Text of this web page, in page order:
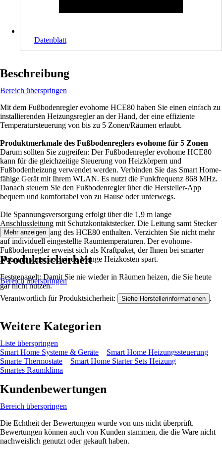
Datenblatt
Beschreibung
Bereich überspringen
Mit dem Fußbodenregler evohome HCE80 haben Sie einen einfach zu
installierenden Heizungsregler an der Hand, der eine effiziente
Temperatursteuerung von bis zu 5 Zonen/Räumen erlaubt.
Produktmerkmale des Fußbodenreglers evohome für 5 Zonen
Darum sollten Sie zugreifen: Der Fußbodenregler evohome HCE80
kann für die gleichzeitige Steuerung von Heizkörpern und
Fußbodenheizung verwendet werden. Verbinden Sie das Smart Home-
fähige Gerät mit Ihrem WLAN. Es nutzt die Funkfrequenz 868 MHz.
Danach steuern Sie den Fußbodenregler über die Hersteller-App
bequem und komfortabel von zu Hause oder unterwegs.
Die Spannungsversorgung erfolgt über die 1,9 m lange
Anschlussleitung mit Schutzkontaktstecker. Die Leitung samt Stecker
ist im Lieferumfang des HCE80 enthalten. Verzichten Sie nicht mehr
auf individuell eingestellte Raumtemperaturen. Der evohome-
Fußbodenregler erweist sich als Kraftpaket, der Ihnen bei smarter
Nutzung sogar noch jede Menge Heizkosten spart.
Festgenagelt: Damit Sie nie wieder in Räumen heizen, die Sie heute
gar nicht nutzen.
Mehr anzeigen
Produktsicherheit
Bereich überspringen
Verantwortlich für Produktsicherheit: Siehe Herstellerinformationen .
Weitere Kategorien
Liste überspringen
Smart Home Systeme & Geräte
Smart Home Heizungssteuerung
Smarte Thermostate
Smart Home Starter Sets Heizung
Smartes Raumklima
Kundenbewertungen
Bereich überspringen
Die Echtheit der Bewertungen wurde von uns nicht überprüft.
Bewertungen können auch von Kunden stammen, die die Ware nicht
nachweislich genutzt oder gekauft haben.